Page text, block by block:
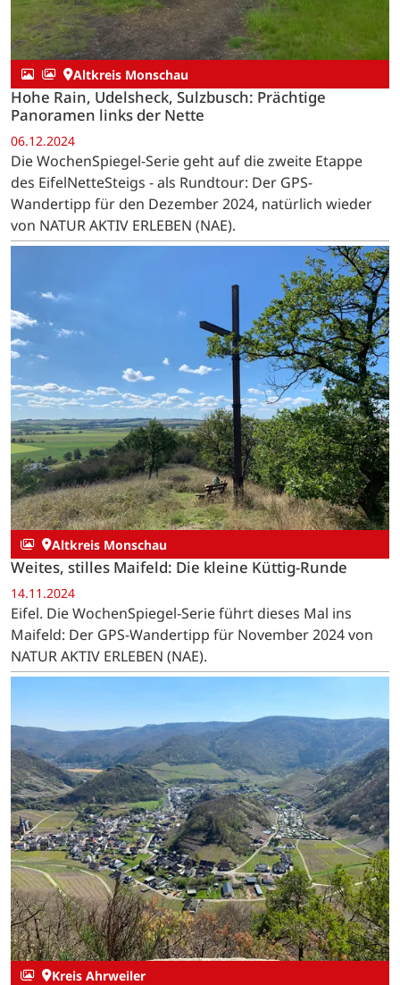
Altkreis Monschau
Hohe Rain, Udelsheck, Sulzbusch: Prächtige
Panoramen links der Nette
06.12.2024
Die WochenSpiegel-Serie geht auf die zweite Etappe
des EifelNetteSteigs - als Rundtour: Der GPS-
Wandertipp für den Dezember 2024, natürlich wieder
von NATUR AKTIV ERLEBEN (NAE).
Altkreis Monschau
Weites, stilles Maifeld: Die kleine Küttig-Runde
14.11.2024
Eifel. Die WochenSpiegel-Serie führt dieses Mal ins
Maifeld: Der GPS-Wandertipp für November 2024 von
NATUR AKTIV ERLEBEN (NAE).
Kreis Ahrweiler